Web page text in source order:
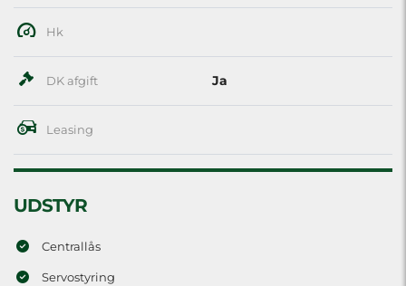
Hk
DK afgift Ja
Leasing
UDSTYR
Centrallås
Servostyring